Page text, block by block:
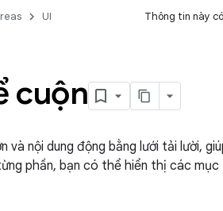
UI
Thông tin này
cuộn
và nội dung động bằng lưới tải lười,
phần, bạn có thể hiển thị các